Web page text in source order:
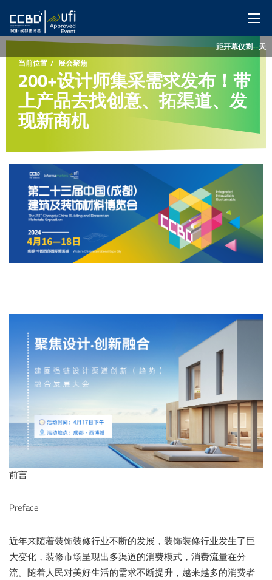
展会概览
展商服务
观众服务
特色展区
同期活动
媒体中心
English
距开幕仅剩--天
当前位置
展会聚焦
200+设计师集采需求发布！带
上产品去找创意、拓渠道、发
现新商机
前言
Preface
近年来随着装饰装修行业不断的发展，装饰装修行业发生了巨
大变化，装修市场呈现出多渠道的消费模式，消费流量在分
流。随着人民对美好生活的需求不断提升，越来越多的消费者